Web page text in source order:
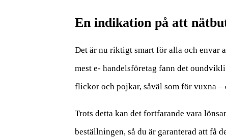
En indikation på att
Det är nu riktigt smart för alla och envar
mest e- handelsföretag fann det
flickor och pojkar, såväl som för vuxna –
Trots detta kan det fortfarande vara
beställningen, så du är garanterad att få